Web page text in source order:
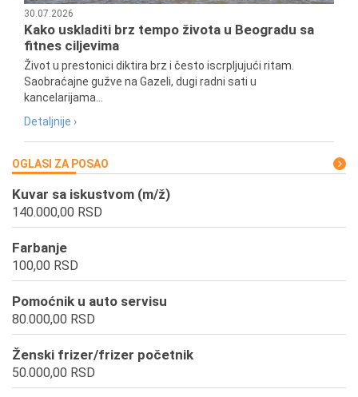
30.07.2026
Kako uskladiti brz tempo života u Beogradu sa
fitnes ciljevima
Život u prestonici diktira brz i često iscrpljujući ritam.
Saobraćajne gužve na Gazeli, dugi radni sati u
kancelarijama...
Detaljnije ›
OGLASI ZA POSAO
Kuvar sa iskustvom (m/ž)
140.000,00 RSD
Farbanje
100,00 RSD
Pomoćnik u auto servisu
80.000,00 RSD
Ženski frizer/frizer početnik
50.000,00 RSD